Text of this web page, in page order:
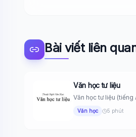
Bài viết liên
Văn học tư liệu
Văn học tư liệu
Văn học 5 phút